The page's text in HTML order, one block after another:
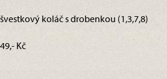
švestkový koláč s drobenkou (1,3,7,8)
49,- Kč